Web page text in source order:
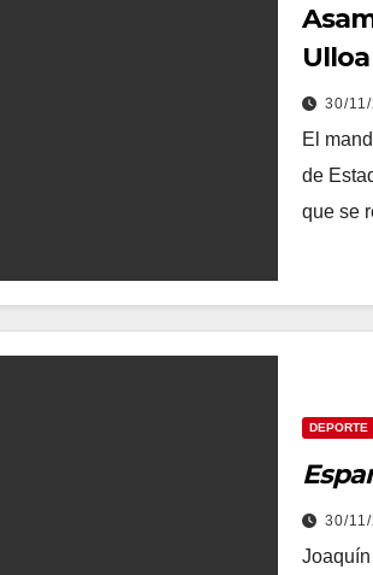
30/
El
de
que se
DEPORTE
30/